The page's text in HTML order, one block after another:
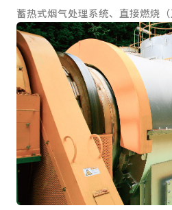
蓄热式烟气处理系统、直接燃烧